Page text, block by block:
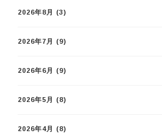
2026年8月 (3)
2026年7月 (9)
2026年6月 (9)
2026年5月 (8)
2026年4月 (8)